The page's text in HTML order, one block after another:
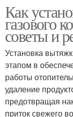
Как
газового
советы и
Установка
этапом в
работы
удаление
предотвращая
приток свежего